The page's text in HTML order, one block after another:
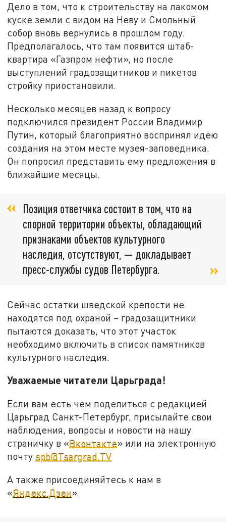
Дело в том, что к строительству на лакомом
куске земли с видом на Неву и Смольный
собор вновь вернулись в прошлом году.
Предполагалось, что там появится штаб-
квартира «Газпром нефти», но после
выступлений градозащитников и пикетов
стройку приостановили.
Несколько месяцев назад к вопросу
подключился президент России Владимир
Путин, который благоприятно воспринял идею
создания на этом месте музея-заповедника.
Он попросил представить ему предложения в
ближайшие месяцы.
Позиция ответчика состоит в том, что на
спорной территории объекты, обладающий
признаками объектов культурного
наследия, отсутствуют, — докладывает
пресс-службы судов Петербурга.
Сейчас остатки шведской крепости не
находятся под охраной – градозащитники
пытаются доказать, что этот участок
необходимо включить в список памятников
культурного наследия.
Уважаемые читатели Царьграда!
Если вам есть чем поделиться с редакцией
Царьград Санкт-Петербург, присылайте свои
наблюдения, вопросы и новости на нашу
страничку в «Вконтакте» или на электронную
почту spb@Tsargrad.TV
А также присоединяйтесь к нам в
«Яндекс.Дзен».